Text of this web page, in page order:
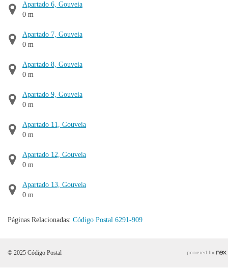
Apartado 6, Gouveia
0 m
Apartado 7, Gouveia
0 m
Apartado 8, Gouveia
0 m
Apartado 9, Gouveia
0 m
Apartado 11, Gouveia
0 m
Apartado 12, Gouveia
0 m
Apartado 13, Gouveia
0 m
Páginas Relacionadas: Código Postal 6291-909
© 2025 Código Postal